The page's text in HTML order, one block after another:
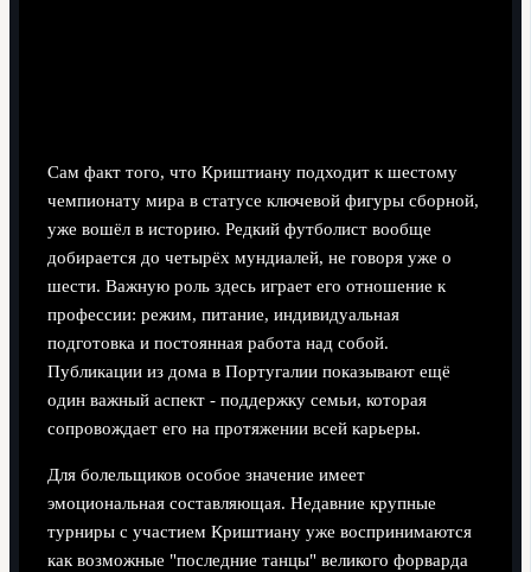
Сам факт того, что Криштиану подходит к шестому
чемпионату мира в статусе ключевой фигуры сборной,
уже вошёл в историю. Редкий футболист вообще
добирается до четырёх мундиалей, не говоря уже о
шести. Важную роль здесь играет его отношение к
профессии: режим, питание, индивидуальная
подготовка и постоянная работа над собой.
Публикации из дома в Португалии показывают ещё
один важный аспект - поддержку семьи, которая
сопровождает его на протяжении всей карьеры.
Для болельщиков особое значение имеет
эмоциональная составляющая. Недавние крупные
турниры с участием Криштиану уже воспринимаются
как возможные "последние танцы" великого форварда